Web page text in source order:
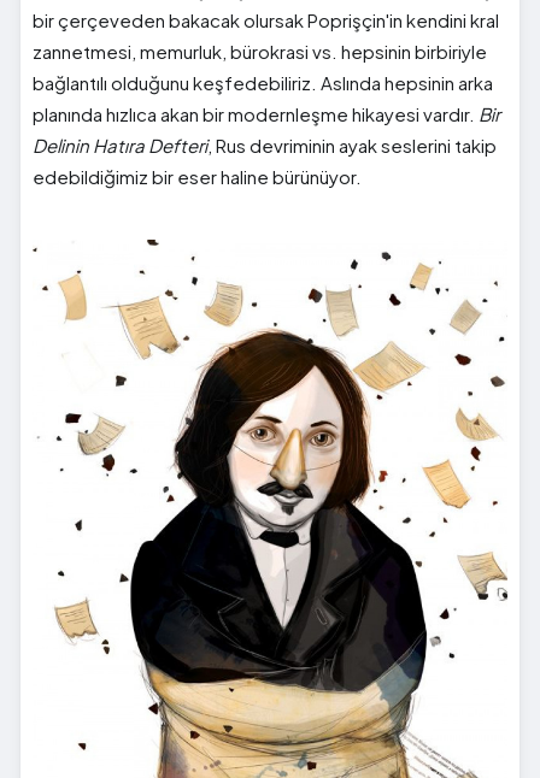
bir çerçeveden bakacak olursak Poprişçin'in kendini kral
zannetmesi, memurluk, bürokrasi vs. hepsinin birbiriyle
bağlantılı olduğunu keşfedebiliriz. Aslında hepsinin arka
planında hızlıca akan bir modernleşme hikayesi vardır. Bir
Delinin Hatıra Defteri, Rus devriminin ayak seslerini takip
edebildiğimiz bir eser haline bürünüyor.